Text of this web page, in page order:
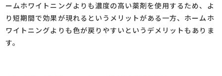
ームホワイトニングよりも濃度の高い薬剤を使用するため、よ
り短期間で効果が現れるというメリットがある一方、ホームホ
ワイトニングよりも色が戻りやすいというデメリットもありま
す。